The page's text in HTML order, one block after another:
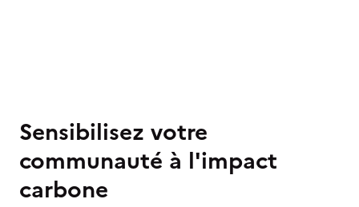
Sensibilisez votre
communauté à l'impact
carbone